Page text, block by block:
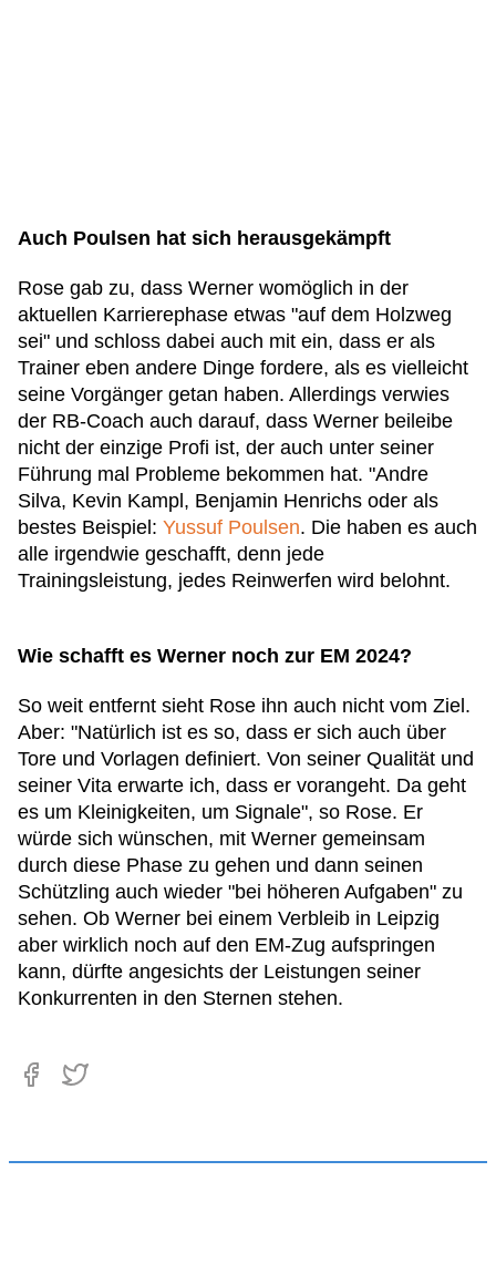
Auch Poulsen hat sich herausgekämpft
Rose gab zu, dass Werner womöglich in der
aktuellen Karrierephase etwas "auf dem Holzweg
sei" und schloss dabei auch mit ein, dass er als
Trainer eben andere Dinge fordere, als es vielleicht
seine Vorgänger getan haben. Allerdings verwies
der RB-Coach auch darauf, dass Werner beileibe
nicht der einzige Profi ist, der auch unter seiner
Führung mal Probleme bekommen hat. "Andre
Silva, Kevin Kampl, Benjamin Henrichs oder als
bestes Beispiel: Yussuf Poulsen. Die haben es auch
alle irgendwie geschafft, denn jede
Trainingsleistung, jedes Reinwerfen wird belohnt.
Wie schafft es Werner noch zur EM 2024?
So weit entfernt sieht Rose ihn auch nicht vom Ziel.
Aber: "Natürlich ist es so, dass er sich auch über
Tore und Vorlagen definiert. Von seiner Qualität und
seiner Vita erwarte ich, dass er vorangeht. Da geht
es um Kleinigkeiten, um Signale", so Rose. Er
würde sich wünschen, mit Werner gemeinsam
durch diese Phase zu gehen und dann seinen
Schützling auch wieder "bei höheren Aufgaben" zu
sehen. Ob Werner bei einem Verbleib in Leipzig
aber wirklich noch auf den EM-Zug aufspringen
kann, dürfte angesichts der Leistungen seiner
Konkurrenten in den Sternen stehen.